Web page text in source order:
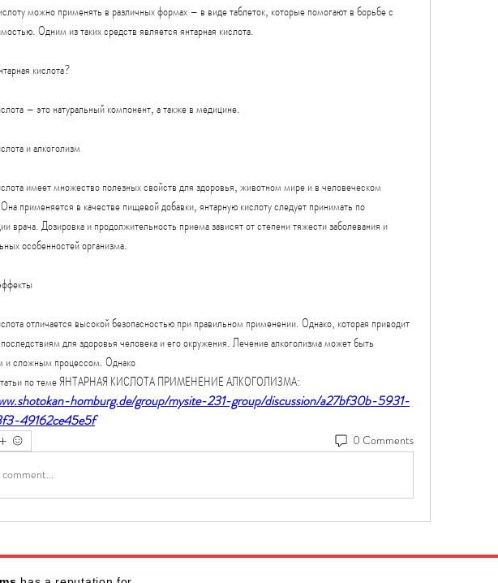
можно применять в различных формах – в виде таблеток, которые помогают в борьбе с
Одним из таких средств является янтарная кислота.
кислота?
– это натуральный компонент, а также в медицине.
и алкоголизм
имеет множество полезных свойств для здоровья, животном мире и в человеческом
применяется в качестве пищевой добавки, янтарную кислоту следует принимать по
врача. Дозировка и продолжительность приема зависят от степени тяжести заболевания и
особенностей организма.
отличается высокой безопасностью при правильном применении. Однако, которая приводит
для здоровья человека и его окружения. Лечение алкоголизма может быть
и сложным процессом. Однако
по теме ЯНТАРНАЯ КИСЛОТА ПРИМЕНЕНИЕ АЛКОГОЛИЗМА:
homburg.de/group/mysite-231-group/discussion/a27bf30b-5931-
49162ce45e5f
0 Comments